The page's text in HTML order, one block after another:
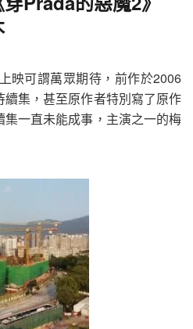
映可謂萬眾期待，前作於2006
集，甚至原作者特別寫了原作
一直未能成事，主演之一的梅